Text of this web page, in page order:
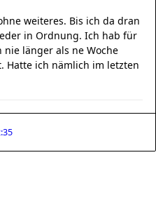
weiteres. Bis ich da dran
in Ordnung. Ich hab für
länger als ne Woche
Hatte ich nämlich im letzten